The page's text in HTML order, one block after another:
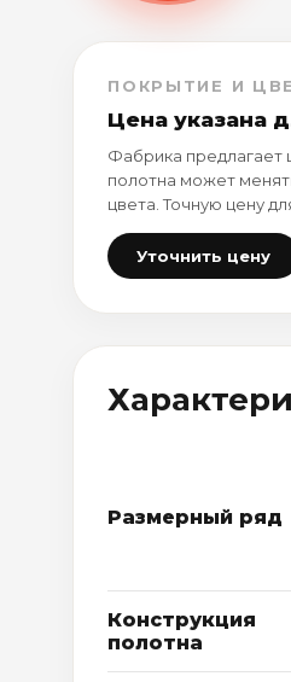
ПОКРЫТИЕ И
Цена указана
Фабрика
полотна может
цвета. Точную цену
Уточнить цену
Размерный ряд
Конструкция
полотна